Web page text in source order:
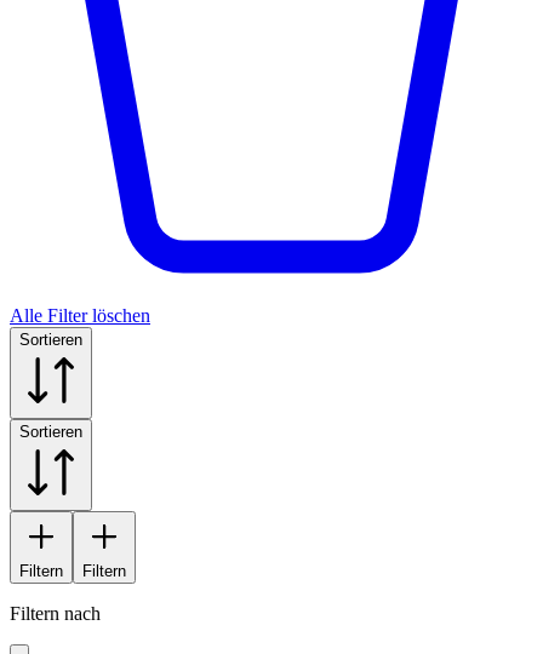
Alle Filter löschen
Sortieren
Sortieren
Filtern Filtern
Filtern nach